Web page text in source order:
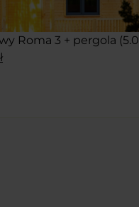
Roma 3 + pergola
Aktualna